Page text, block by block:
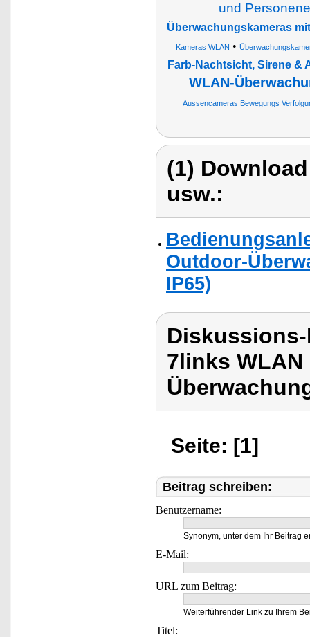
und
Überwachungskameras
Kameras WLAN •
Farb-Nachtsicht, Sirene &
WLAN-
Aussencameras Bewegungs
(1)
usw.:
Outdoor-
IP65)
7links
Seite: [1]
Beitrag schreiben:
Benutzername:
Synonym, unter dem Ihr Beitrag
E-Mail:
URL zum Beitrag:
Weiterführender Link zu Ihrem
Titel: